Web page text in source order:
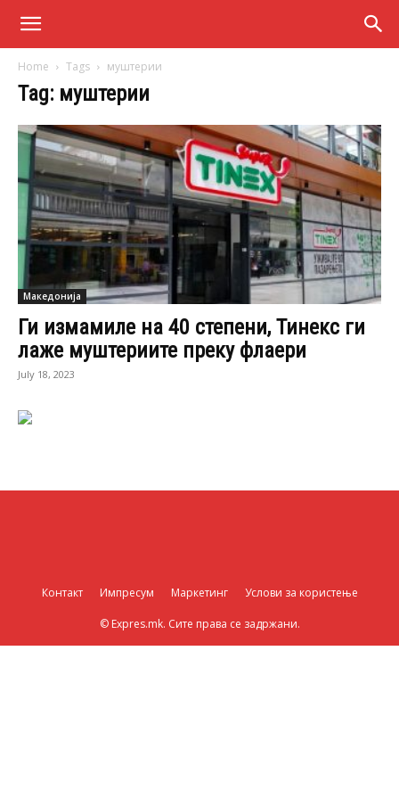
Home Tags муштерии
Tag: муштерии
Македонија
Ги измамиле на 40 степени, Тинекс ги
лаже муштериите преку флаери
July 18, 2023
Контакт Импресум Маркетинг Услови за користење
© Expres.mk. Сите права се задржани.